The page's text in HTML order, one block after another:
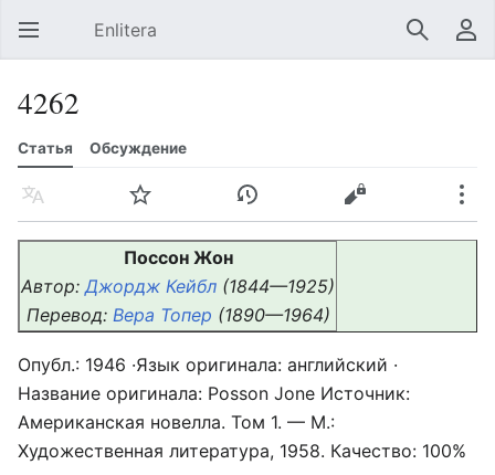
Открыть главное меню Enlitera Найти Пользовательское меню
4262
Статья Обсуждение
Язык Следить История Ещё
Поссон Жон
Автор:Джордж Кейбл (1844—1925)
Перевод: Вера Топер (1890—1964)
Опубл.: 1946 ·Язык оригинала: английский ·
Название оригинала: Posson Jone Источник:
Американская новелла. Том 1. — М.:
Художественная литература, 1958. Качество: 100%